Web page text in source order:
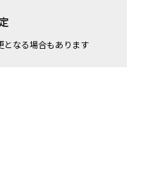
なる場合もあります